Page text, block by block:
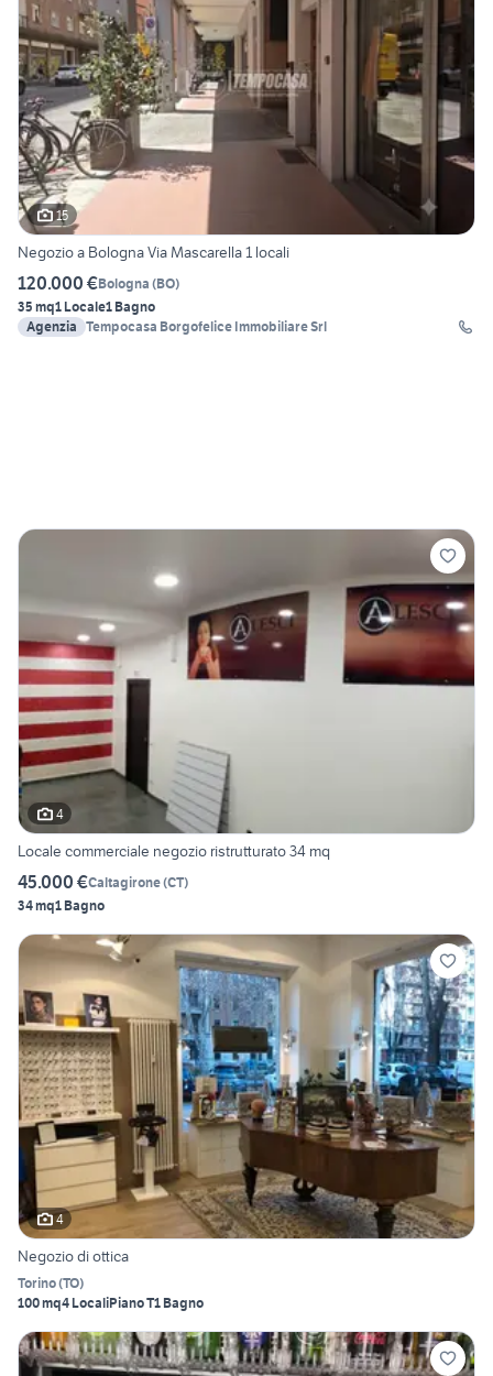
15
Negozio a Bologna Via Mascarella 1 locali
120.000 €Bologna (BO)
35 mq1 Locale1 Bagno
Agenzia Tempocasa Borgofelice Immobiliare Srl
4
Locale commerciale negozio ristrutturato 34 mq
45.000 €Caltagirone(CT)
34 mq1 Bagno
4
Negozio di ottica
Torino(TO)
100 mq4 LocaliPiano T1 Bagno